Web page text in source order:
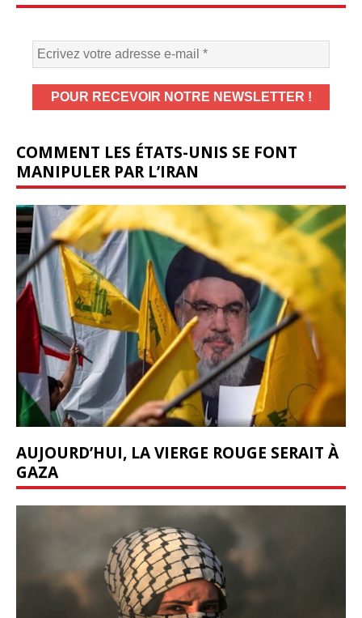
COMMENT LES ÉTATS-UNIS SE FONT
MANIPULER PAR L’IRAN
AUJOURD’HUI, LA VIERGE ROUGE SERAIT À
GAZA